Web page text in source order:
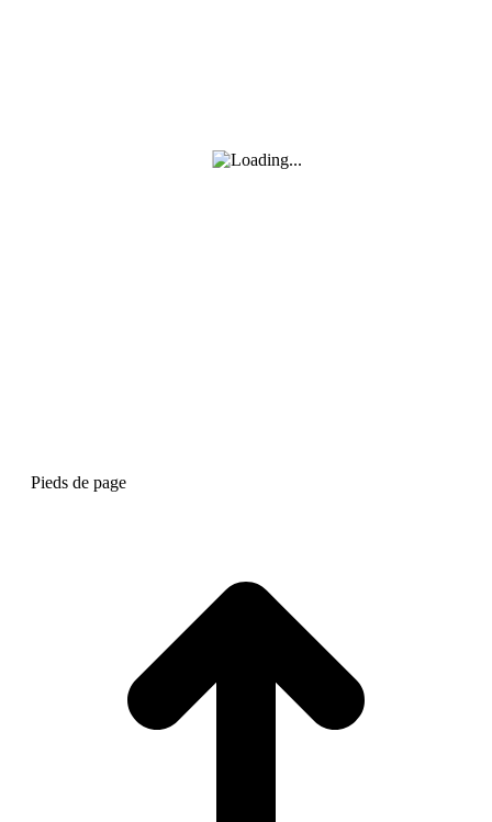
Pieds de page